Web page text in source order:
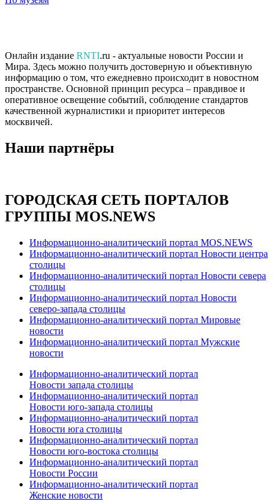
Онлайн издание RNTI.ru - актуальные новости России и
Мира. Здесь можно получить достоверную и объективную
информацию о том, что ежедневно происходит в новостном
пространстве. Основной принцип ресурса – правдивое и
оперативное освещение событий, соблюдение стандартов
качественной журналистики и приоритет интересов
москвичей.
Наши партнёры
ГОРОДСКАЯ СЕТЬ ПОРТАЛОВ
ГРУППЫ MOS.NEWS
Информационно-аналитический портал MOS.NEWS
Информационно-аналитический портал Новости центра
столицы
Информационно-аналитический портал Новости севера
столицы
Информационно-аналитический портал Новости
северо-запада столицы
Информационно-аналитический портал Мировые
новости
Информационно-аналитический портал Мужские
новости
Информационно-аналитический портал
Новости запада столицы
Информационно-аналитический портал
Новости юго-запада столицы
Информационно-аналитический портал
Новости юга столицы
Информационно-аналитический портал
Новости юго-востока столицы
Информационно-аналитический портал
Новости России
Информационно-аналитический портал
Женские новости